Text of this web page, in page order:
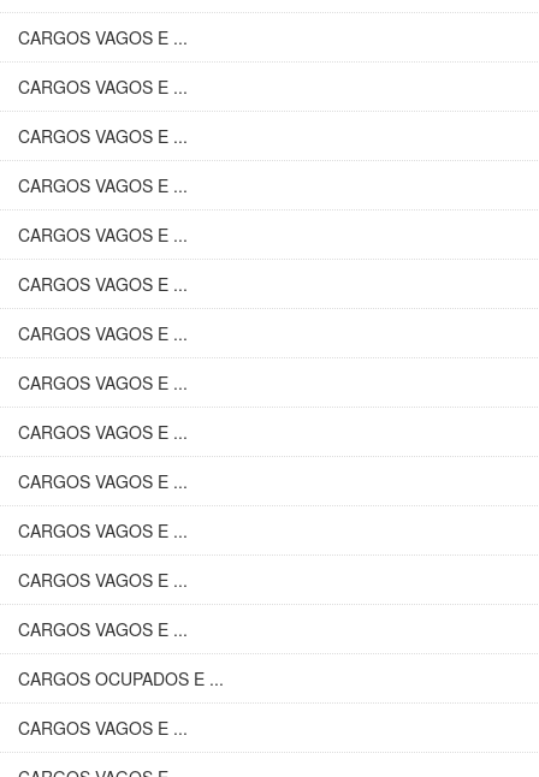
CARGOS VAGOS E ...
CARGOS VAGOS E ...
CARGOS VAGOS E ...
CARGOS VAGOS E ...
CARGOS VAGOS E ...
CARGOS VAGOS E ...
CARGOS VAGOS E ...
CARGOS VAGOS E ...
CARGOS VAGOS E ...
CARGOS VAGOS E ...
CARGOS VAGOS E ...
CARGOS VAGOS E ...
CARGOS VAGOS E ...
CARGOS OCUPADOS E ...
CARGOS VAGOS E ...